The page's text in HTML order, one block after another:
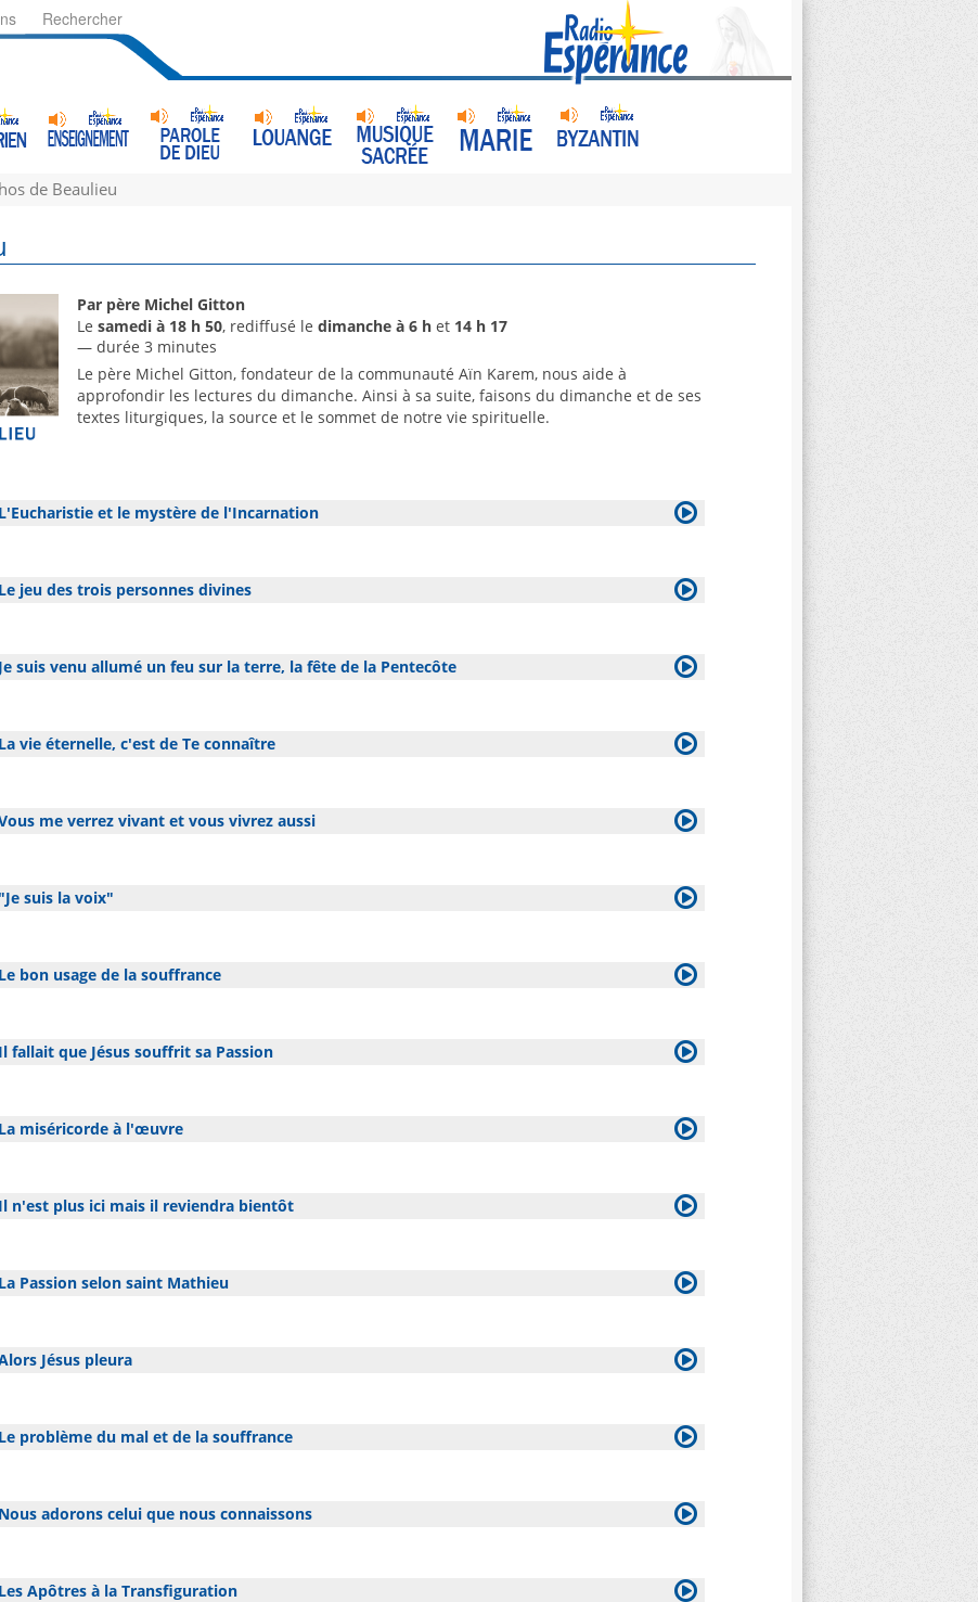
Rechercher
de Beaulieu
Par père Michel Gitton
Le samedi à 18 h 50, rediffusé le dimanche à 6 het 14 h 17
— durée 3 minutes
Le père Michel Gitton, fondateur de la communauté Aïn Karem, nous aide à
approfondir les lectures du dimanche. Ainsi à sa suite, faisons du dimanche et de ses
textes liturgiques, la source et le sommet de notre vie spirituelle.
L'Eucharistie et le mystère de l'Incarnation
Le jeu des trois personnes divines
Je suis venu allumé un feu sur la terre, la fête de la Pentecôte
La vie éternelle, c'est de Te connaître
me verrez vivant et vous vivrez aussi
"Je suis la voix"
Le bon usage de la souffrance
Il fallait que Jésus souffrit sa Passion
La miséricorde à l'œuvre
Il n'est plus ici mais il reviendra bientôt
La Passion selon saint Mathieu
Jésus pleura
Le problème du mal et de la souffrance
Nous adorons celui que nous connaissons
Les Apôtres à la Transfiguration